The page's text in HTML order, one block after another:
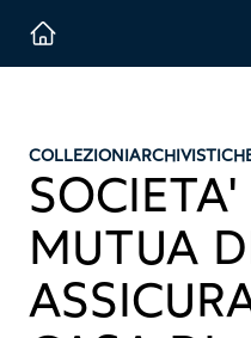
COLLEZIONI
SOCIETA'
MUTUA